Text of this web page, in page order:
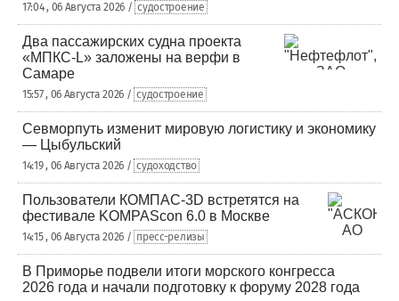
17:04 , 06 Августа 2026 / судостроение
Два пассажирских судна проекта
«МПКС-L» заложены на верфи в
Самаре
15:57 , 06 Августа 2026 / судостроение
Севморпуть изменит мировую логистику и экономику
— Цыбульский
14:19 , 06 Августа 2026 / судоходство
Пользователи КОМПАС-3D встретятся на
фестивале KOMPAScon 6.0 в Москве
14:15 , 06 Августа 2026 / пресс-релизы
В Приморье подвели итоги морского конгресса
2026 года и начали подготовку к форуму 2028 года